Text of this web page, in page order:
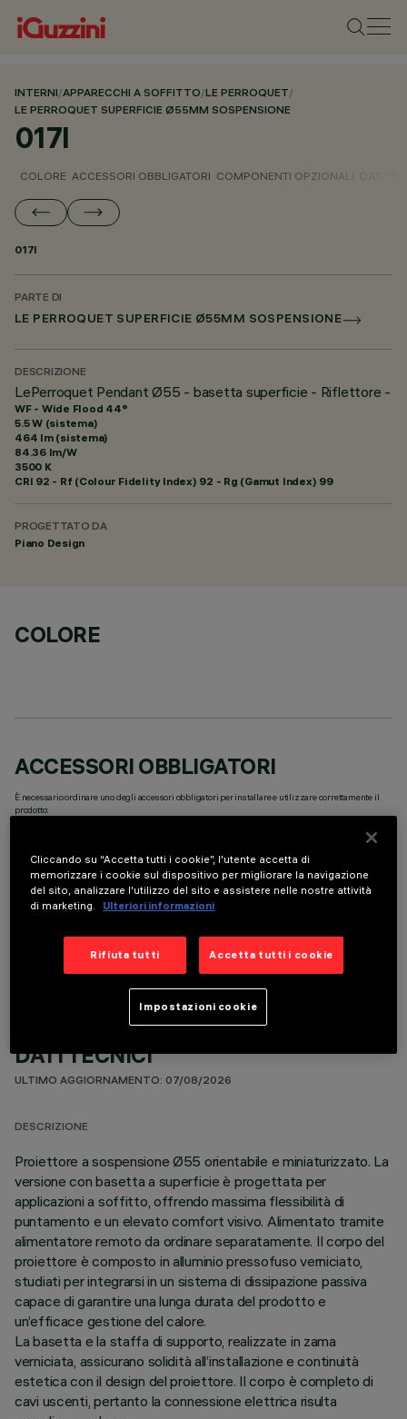
INTERNI/APPARECCHI A SOFFITTO/LE PERROQUET/
LE PERROQUET SUPERFICIE Ø55MM SOSPENSIONE
017I
COLORE ACCESSORI OBBLIGATORI COMPONENTI OPZIONALI
017I
PARTE DI
LE PERROQUET SUPERFICIE Ø55MM SOSPENSIONE
DESCRIZIONE
LePerroquet Pendant Ø55 - basetta superficie - Riflettore -
WF - Wide Flood 44°
5.5 W (sistema)
464 lm (sistema)
84.36 lm/W
3500 K
CRI 92 - Rf (Colour Fidelity Index) 92 - Rg (Gamut Index) 99
PROGETTATO DA
Piano Design
COLORE
ACCESSORI OBBLIGATORI
È necessario ordinare uno degli accessori obbligatori per installare e utilizzare correttamente il
prodotto:
DATI TECNICI
ULTIMO AGGIORNAMENTO: 07/08/2026
DESCRIZIONE
Proiettore a sospensione Ø55 orientabile e miniaturizzato. La
versione con basetta a superficie è progettata per
applicazioni a soffitto, offrendo massima flessibilità di
puntamento e un elevato comfort visivo. Alimentato tramite
alimentatore remoto da ordinare separatamente. Il corpo del
proiettore è composto in alluminio pressofuso verniciato,
studiati per integrarsi in un sistema di dissipazione passiva
capace di garantire una lunga durata del prodotto e
un’efficace gestione del calore.
La basetta e la staffa di supporto, realizzate in zama
verniciata, assicurano solidità all’installazione e continuità
estetica con il design del proiettore. Il corpo è completo di
cavi uscenti, pertanto la connessione elettrica risulta
Cliccando su “Accetta tutti i cookie”, l'utente accetta di
memorizzare i cookie sul dispositivo per migliorare la navigazione
del sito, analizzare l'utilizzo del sito e assistere nelle nostre attività
di marketing.
Ulteriori informazioni
Rifiuta tutti Accetta tutti i cookie
Impostazioni cookie